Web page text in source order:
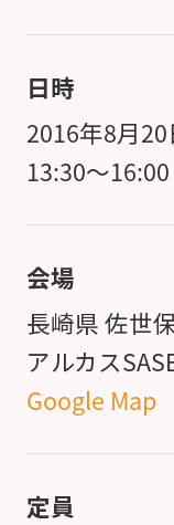
日時
2016年8月20
13:30～
会場
長崎県 佐世
アルカス
Google Map
定員